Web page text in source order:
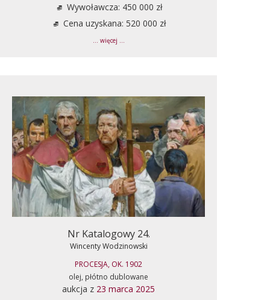
Wywoławcza: 450 000 zł
Cena uzyskana: 520 000 zł
... więcej ...
Nr Katalogowy 24.
Wincenty Wodzinowski
PROCESJA, OK. 1902
olej, płótno dublowane
aukcja z 23 marca 2025